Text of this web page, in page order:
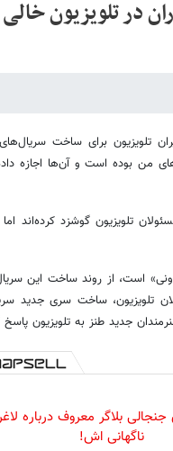
در تلویزیون خالی
برای ساخت
من بوده است و آن‌ها اجازه
تلویزیون گوشزد کرده‌اند
است، از روند ساخت این
تلویزیون، ساخت سری جدید
جدید طنز به تلویزیون
بلاگر معروف درباره
ناگهانی اش!